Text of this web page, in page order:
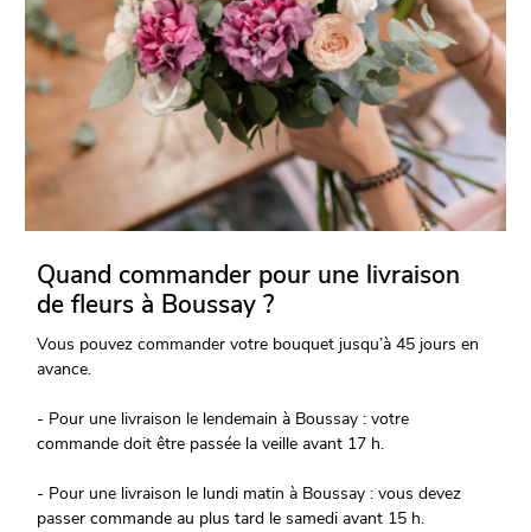
Quand commander pour une livraison
de fleurs à Boussay ?
Vous pouvez commander votre bouquet jusqu’à 45 jours en
avance.
- Pour une livraison le lendemain à Boussay : votre
commande doit être passée la veille avant 17 h.
- Pour une livraison le lundi matin à Boussay : vous devez
passer commande au plus tard le samedi avant 15 h.